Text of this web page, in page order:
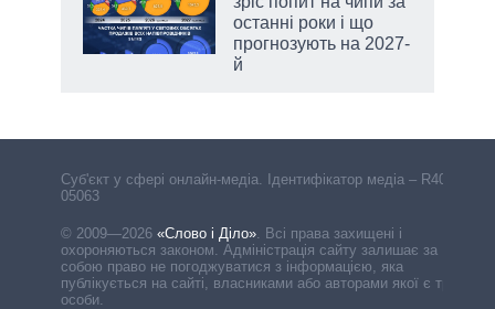
останні роки і що
прогнозують на 2027-
й
Cуб'єкт у сфері онлайн-медіа. Ідентифікатор медіа – R40-
05063
© 2009—2026 «Слово і Діло»
Всі права захищені і
охороняються законом. Адміністрація сайту залишає за
собою право не погоджуватися з інформацією, яка
публікується на сайті, власниками або авторами якої є треті
особи.